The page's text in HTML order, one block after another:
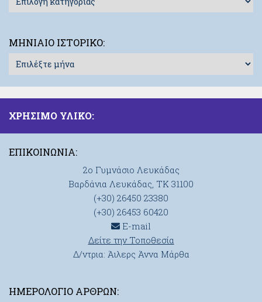
Άρθρων:
ΜΗΝΙΑΊΟ ΙΣΤΟΡΙΚΌ:
Μηνιαίο
Ιστορικό:
ΧΡΗΣΙΜΟ ΥΛΙΚΟ:
ΕΠΙΚΟΙΝΩΝΊΑ:
2ο Γυμνάσιο Λευκάδας
Βαρδάνια Λευκάδας, ΤΚ 31100
(+30) 26450 23380
(+30) 26453 60420
E-mail
Δείτε την Τοποθεσία
Δ/ντρια: Άιλερς Άννα Μάρθα
ΗΜΕΡΟΛΌΓΙΟ ΆΡΘΡΩΝ: